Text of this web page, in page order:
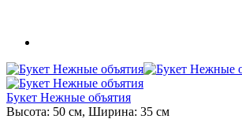
Букет Нежные объятия
Высота: 50 см, Ширина: 35 см